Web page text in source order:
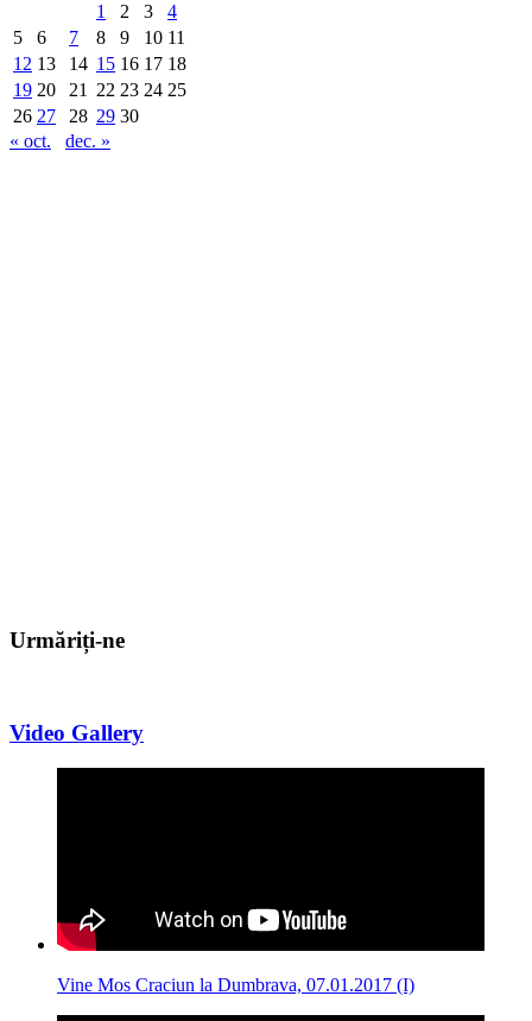
1
2 3
4
5
6 7 8 9 10 11
12 13 14 15 16 17 18
19 20 21 22 23 24 25
26 27 28 29 30
« oct.
dec. »
Urmăriți-ne
Video Gallery
Vine Mos Craciun la Dumbrava, 07.01.2017 (I)